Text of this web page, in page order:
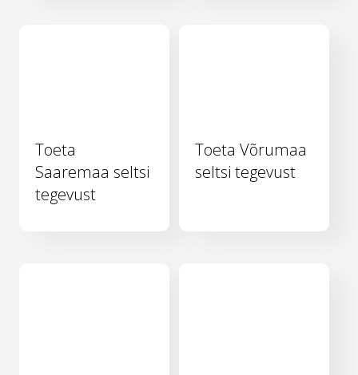
Toeta
Saaremaa seltsi
tegevust
Toeta Võrumaa
seltsi tegevust